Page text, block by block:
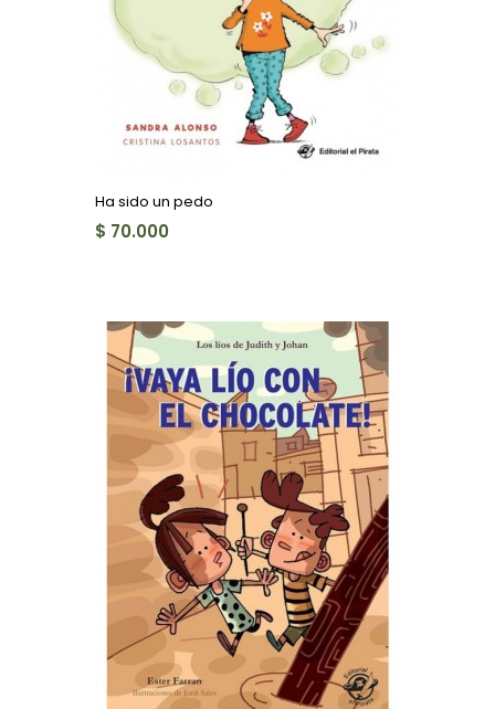
Ha sido un pedo
$ 70.000